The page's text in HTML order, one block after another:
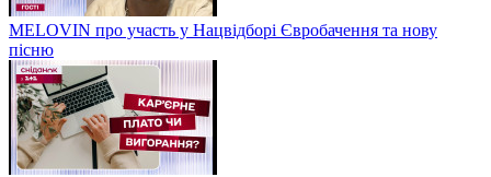
MELOVIN про участь у Нацвідборі Євробачення та нову
пісню